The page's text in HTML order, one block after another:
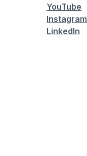
YouTube
Instagram
LinkedIn